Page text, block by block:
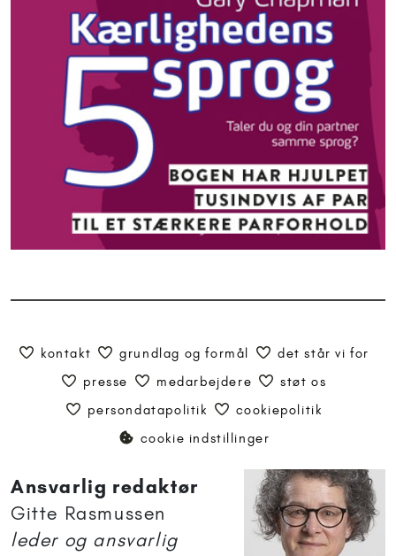
kontakt grundlag og formål
det står vi for
presse
medarbejdere
støt os
persondatapolitik
cookiepolitik
cookie indstillinger
Ansvarlig redaktør
Gitte Rasmussen
leder og ansvarlig